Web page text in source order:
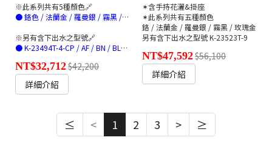
※此系列共有5種顏色🔗
● 鉻色 / 法蘭金 / 羅曼銀 / 霧黑 / 玫瑰金(連結)
※另有含下出水之型號🔗
● K-23494T-4-CP / AF / BN / BL/RGD(連結)
NT$32,712$42,200
詳細介紹
✶含手持花灑&掛座
✶此系列共有五種顏色
鉻 / 法蘭金 / 羅曼銀 / 霧黑 / 玫瑰金
另有含下出水之型號 K-23523T-9
NT$47,592$56,100
詳細介紹
≤ < 1 2 3 > ≥